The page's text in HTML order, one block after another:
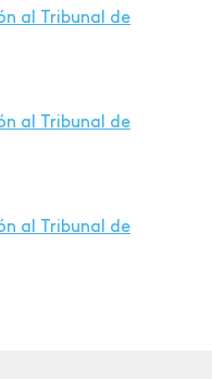
al Tribunal de
al Tribunal de
al Tribunal de